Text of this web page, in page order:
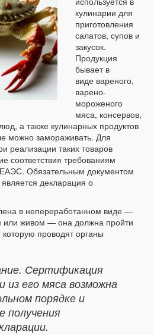
кулинарии для
приготовления
салатов, супов и
закусок.
Продукция
бывает в
виде вареного,
варено-
мороженого
мяса, консервов,
а также кулинарных продуктов
можно замораживать. Для
реализации таких товаров
соответствия требованиям
ЕАЭС. Обязательным документом
декларация о
в непереработанном виде —
живом — она должна пройти
проводят органы
Сертификация
из его мяса возможна
порядке и
получения